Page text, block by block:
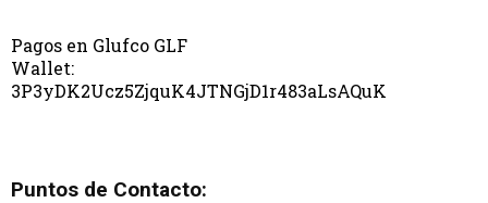
Pagos en Glufco GLF
Wallet:
3P3yDK2Ucz5ZjquK4JTNGjD1r483aLsAQuK
Puntos de Contacto: